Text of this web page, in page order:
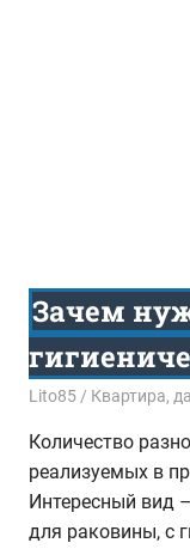
Зачем
26.01.2017
Lito85 Квартира,
Количество
реализуемых в
Интересный вид
для раковины, с